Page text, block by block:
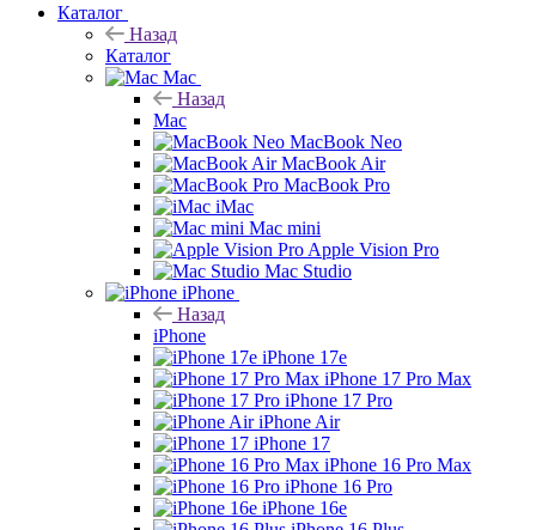
Каталог
Назад
Каталог
Mac
Назад
Mac
MacBook Neo
MacBook Air
MacBook Pro
iMac
Mac mini
Apple Vision Pro
Mac Studio
iPhone
Назад
iPhone
iPhone 17e
iPhone 17 Pro Max
iPhone 17 Pro
iPhone Air
iPhone 17
iPhone 16 Pro Max
iPhone 16 Pro
iPhone 16e